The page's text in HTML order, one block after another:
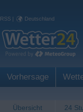
RSS | Deutschland
Vorhersage
Übersicht 24